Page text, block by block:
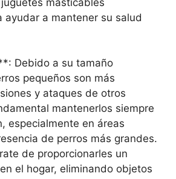
ayudar a mantener su salud
Debido a su tamaño
pequeños son más
y ataques de otros
mantenerlos siempre
especialmente en áreas
de perros más grandes.
de proporcionarles un
el hogar, eliminando objetos